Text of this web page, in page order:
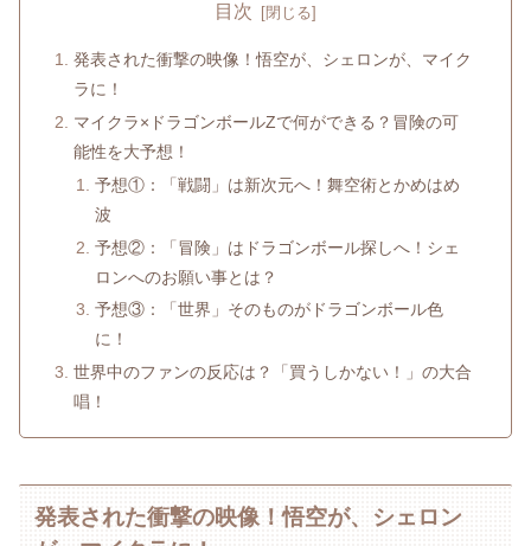
目次
発表された衝撃の映像！悟空が、シェロンが、マイク
ラに！
マイクラ×ドラゴンボールZで何ができる？冒険の可
能性を大予想！
予想①：「戦闘」は新次元へ！舞空術とかめはめ
波
予想②：「冒険」はドラゴンボール探しへ！シェ
ロンへのお願い事とは？
予想③：「世界」そのものがドラゴンボール色
に！
世界中のファンの反応は？「買うしかない！」の大合
唱！
発表された衝撃の映像！悟空が、シェロン